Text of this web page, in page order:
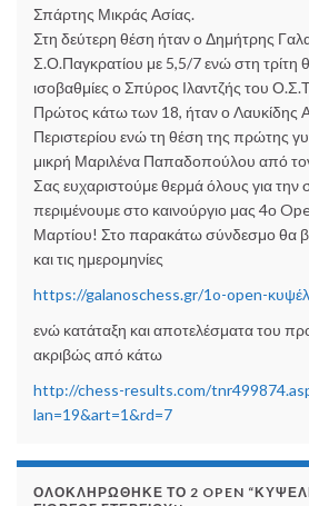
Σπάρτης Μικράς Ασίας.
Στη δεύτερη θέση ήταν ο Δημήτρης
Σ.Ο.Παγκρατίου με 5,5/7 ενώ στη τρίτη
ισοβαθμίες ο Σπύρος Ιλαντζής του
Πρώτος κάτω των 18, ήταν ο Λαυκίδης
Περιστερίου ενώ τη θέση της πρώτης
μικρή Μαριλένα Παπαδοπούλου από
Σας ευχαριστούμε θερμά όλους για την
περιμένουμε στο καινούργιο μας 4ο
Μαρτίου! Στο παρακάτω σύνδεσμο θα
και τις ημερομηνίες
https://galanoschess.gr/1o-open-
ενώ κατάταξη και αποτελέσματα του
ακριβώς από κάτω
http://chess-results.com/
lan=19&art=1&rd=7
ΟΛΟΚΛΗΡΏΘΗΚΕ ΤΟ 2 OPEN